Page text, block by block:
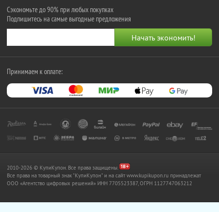
Сэкономьте до 90% при любых покупках
Подпишитесь на самые выгодные предложения
Принимаем к оплате:
2010-2026 © КупиКупон. Все права защищены.
Все права на товарный знак "КупиКупон" и на сайт www.kupikupon.ru принадлежат
OOO «Агентство цифровых решений» ИНН 7705523387, ОГРН 1127747063212